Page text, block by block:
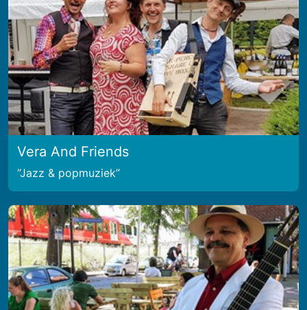
Vera And Friends
Jazz & popmuziek